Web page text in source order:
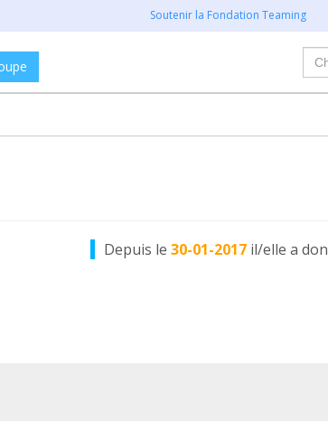
Soutenir la Fondation Teaming
Depuis le30-01-2017 il/elle a